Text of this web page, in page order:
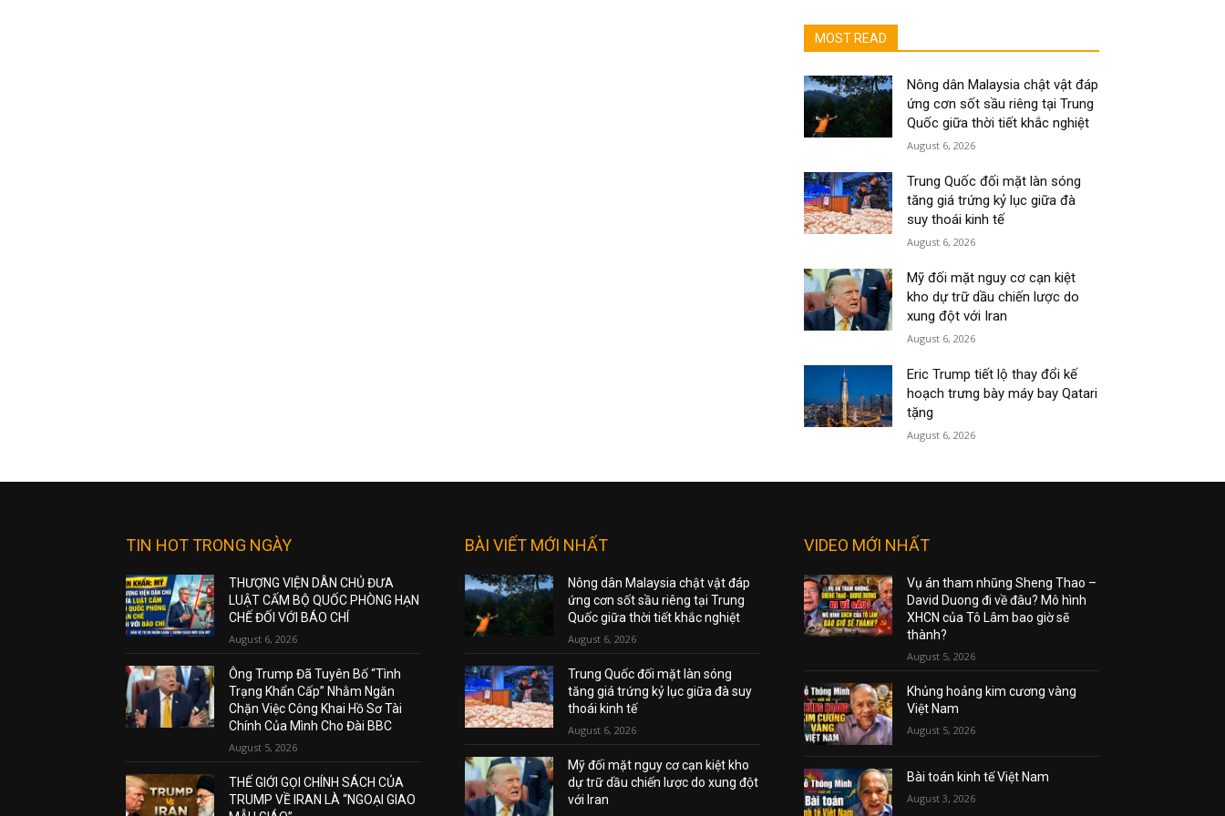
MOST READ
Nông dân Malaysia chật vật đáp
ứng cơn sốt sầu riêng tại Trung
Quốc giữa thời tiết khắc nghiệt
August 6, 2026
Trung Quốc đối mặt làn sóng
tăng giá trứng kỷ lục giữa đà
suy thoái kinh tế
August 6, 2026
Mỹ đối mặt nguy cơ cạn kiệt
kho dự trữ dầu chiến lược do
xung đột với Iran
August 6, 2026
Eric Trump tiết lộ thay đổi kế
hoạch trưng bày máy bay Qatari
tặng
August 6, 2026
TIN HOT TRONG NGÀY
THƯỢNG VIỆN DÂN CHỦ ĐƯA
LUẬT CẤM BỘ QUỐC PHÒNG HẠN
CHẾ ĐỐI VỚI BÁO CHÍ
August 6, 2026
Ông Trump Đã Tuyên Bố “Tình
Trạng Khẩn Cấp” Nhằm Ngăn
Chặn Việc Công Khai Hồ Sơ Tài
Chính Của Mình Cho Đài BBC
August 5, 2026
THẾ GIỚI GỌI CHÍNH SÁCH CỦA
TRUMP VỀ IRAN LÀ “NGOẠI GIAO
BÀI VIẾT MỚI NHẤT
Nông dân Malaysia chật vật đáp
ứng cơn sốt sầu riêng tại Trung
Quốc giữa thời tiết khắc nghiệt
August 6, 2026
Trung Quốc đối mặt làn sóng
tăng giá trứng kỷ lục giữa đà suy
thoái kinh tế
August 6, 2026
Mỹ đối mặt nguy cơ cạn kiệt kho
dự trữ dầu chiến lược do xung đột
với Iran
VIDEO MỚI NHẤT
Vụ án tham nhũng Sheng Thao –
David Duong đi về đâu? Mô hình
XHCN của Tô Lâm bao giờ sẽ
thành?
August 5, 2026
Khủng hoảng kim cương vàng
Việt Nam
August 5, 2026
Bài toán kinh tế Việt Nam
August 3, 2026